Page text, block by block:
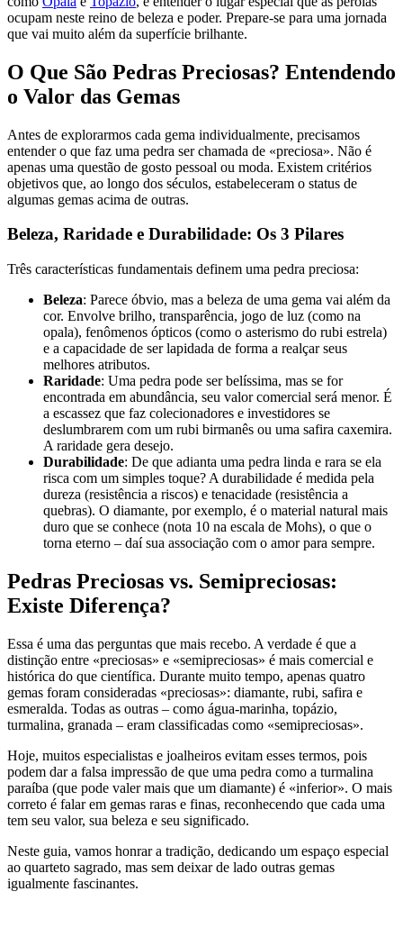
ocupam neste reino de beleza e poder. Prepare-se para uma jornada
que vai muito além da superfície brilhante.
O Que São Pedras Preciosas? Entendendo
o Valor das Gemas
Antes de explorarmos cada gema individualmente, precisamos
entender o que faz uma pedra ser chamada de «preciosa». Não é
apenas uma questão de gosto pessoal ou moda. Existem critérios
objetivos que, ao longo dos séculos, estabeleceram o status de
algumas gemas acima de outras.
Beleza, Raridade e Durabilidade: Os 3 Pilares
Três características fundamentais definem uma pedra preciosa:
Beleza: Parece óbvio, mas a beleza de uma gema vai além da
cor. Envolve brilho, transparência, jogo de luz (como na
opala), fenômenos ópticos (como o asterismo do rubi estrela)
e a capacidade de ser lapidada de forma a realçar seus
melhores atributos.
Raridade: Uma pedra pode ser belíssima, mas se for
encontrada em abundância, seu valor comercial será menor. É
a escassez que faz colecionadores e investidores se
deslumbrarem com um rubi birmanês ou uma safira caxemira.
A raridade gera desejo.
Durabilidade: De que adianta uma pedra linda e rara se ela
risca com um simples toque? A durabilidade é medida pela
dureza (resistência a riscos) e tenacidade (resistência a
quebras). O diamante, por exemplo, é o material natural mais
duro que se conhece (nota 10 na escala de Mohs), o que o
torna eterno – daí sua associação com o amor para sempre.
Pedras Preciosas vs. Semipreciosas:
Existe Diferença?
Essa é uma das perguntas que mais recebo. A verdade é que a
distinção entre «preciosas» e «semipreciosas» é mais comercial e
histórica do que científica. Durante muito tempo, apenas quatro
gemas foram consideradas «preciosas»: diamante, rubi, safira e
esmeralda. Todas as outras – como água-marinha, topázio,
turmalina, granada – eram classificadas como «semipreciosas».
Hoje, muitos especialistas e joalheiros evitam esses termos, pois
podem dar a falsa impressão de que uma pedra como a turmalina
paraíba (que pode valer mais que um diamante) é «inferior». O mais
correto é falar em gemas raras e finas, reconhecendo que cada uma
tem seu valor, sua beleza e seu significado.
Neste guia, vamos honrar a tradição, dedicando um espaço especial
ao quarteto sagrado, mas sem deixar de lado outras gemas
igualmente fascinantes.